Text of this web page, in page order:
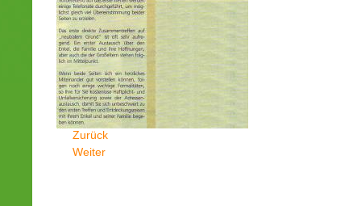
Zurück
Weiter